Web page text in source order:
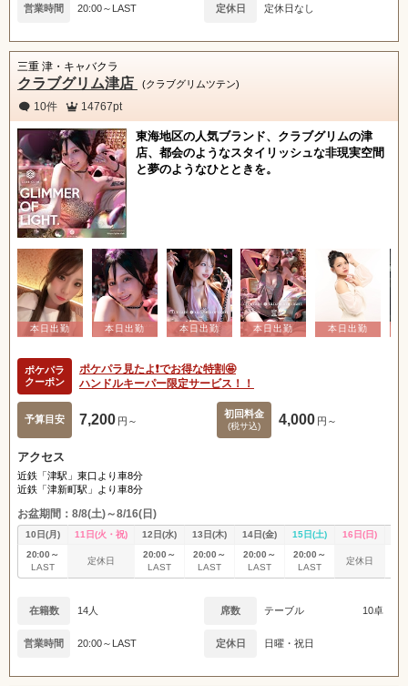
営業時間 20:00～LAST 定休日 定休日なし
三重 津・キャバクラ
クラブグリム津店 (クラブグリムツテン)
10件 14767pt
東海地区の人気ブランド、クラブグリムの津
店、都会のようなスタイリッシュな非現実空間
と夢のようなひとときを。
ポケパラ
クーポン
ポケパラ見たよ❗️でお得な特割🤩
ハンドルキーパー限定サービス！！
予算目安 7,200 円～
初回料金
(税サ込) 4,000 円～
アクセス
近鉄「津駅」東口より車8分
近鉄「津新町駅」より車8分
お盆期間：8/8(土)～8/16(日)
10日(月) 11日(火・祝) 12日(水) 13日(木) 14日(金) 15日(土) 16日(日)
20:00～
LAST
定休日
20:00～
LAST
20:00～
LAST
20:00～
LAST
20:00～
LAST
定休日
在籍数 14人 席数 テーブル 10卓
営業時間 20:00～LAST 定休日 日曜・祝日